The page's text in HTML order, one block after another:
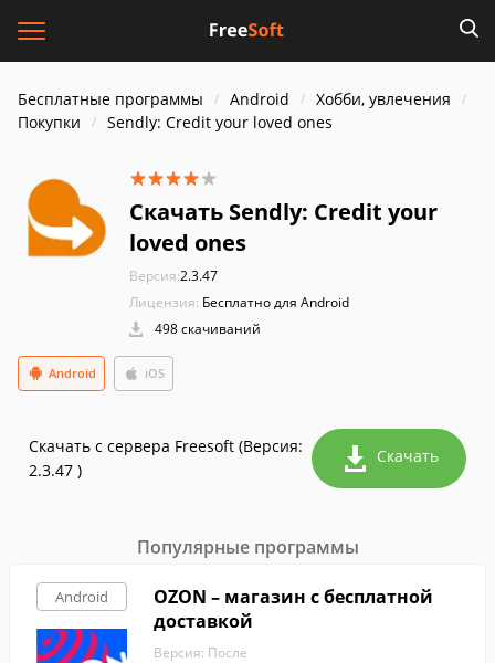
Бесплатные программы Android
Хобби, увлечения
Покупки
Sendly: Credit your loved ones
Скачать Sendly: Credit your
loved ones
Версия:2.3.47
Лицензия: Бесплатно для Android
498 скачиваний
Android iOS
Скачать с сервера Freesoft (Версия:
2.3.47 )
Скачать
Популярные программы
Android
OZON – магазин с бесплатной
доставкой
Версия: После